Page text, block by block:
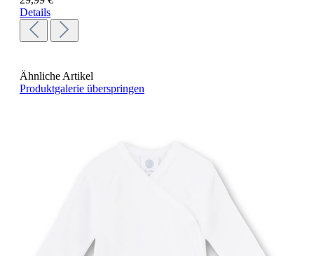
Details
Ähnliche Artikel
Produktgalerie überspringen